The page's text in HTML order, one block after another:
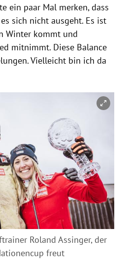
ein paar Mal merken, dass
sich nicht ausgeht. Es ist
Winter kommt und
mitnimmt. Diese Balance
Vielleicht bin ich da
schließen
Roland Assinger, der
freut